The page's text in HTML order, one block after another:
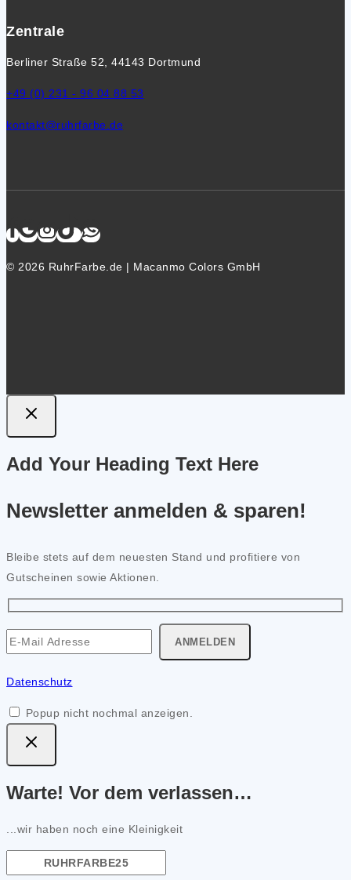
Zentrale
Berliner Straße 52, 44143 Dortmund
+49 (0) 231 - 96 04 88 53
kontakt@ruhrfarbe.de
© 2026 RuhrFarbe.de | Macanmo Colors GmbH
Add Your Heading Text Here
Newsletter anmelden & sparen!
Bleibe stets auf dem neuesten Stand und profitiere von
Gutscheinen sowie Aktionen.
Datenschutz
Popup nicht nochmal anzeigen.
Warte! Vor dem verlassen…
...wir haben noch eine Kleinigkeit